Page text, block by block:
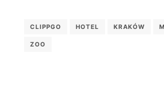
CLIPPGO HOTEL KRAKÓW
ZOO